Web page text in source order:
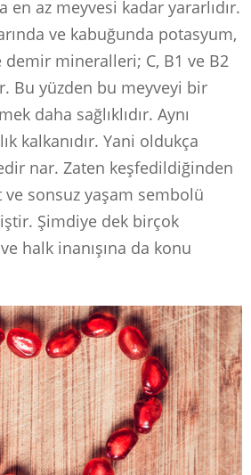
en az meyvesi kadar yararlıdır.
ve kabuğunda potasyum,
mi­ne­ra­lleri; C, B1 ve B2
Bu yüzden bu meyveyi bir
daha sağlıklıdır. Aynı
kalkanıdır. Yani oldukça
nar. Zaten keşfedildiğinden
ve sonsuz yaşam sembolü
Şimdiye dek birçok
halk inanışına da konu